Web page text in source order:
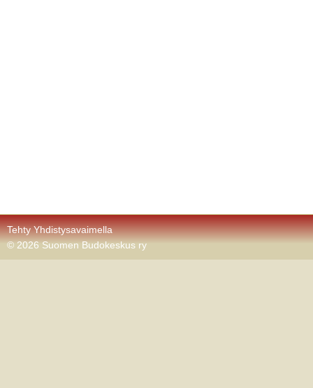
Tehty Yhdistysavaimella
© 2026 Suomen Budokeskus ry